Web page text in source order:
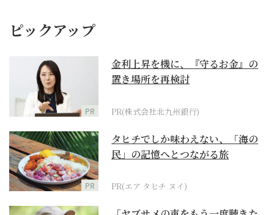
ピックアップ
PR
金利上昇を機に、『守るお金』の
置き場所を再検討
PR(株式会社北九州銀行)
PR
タヒチでしか味わえない、「海の
民」の記憶へとつながる旅
PR(エア タヒチ ヌイ)